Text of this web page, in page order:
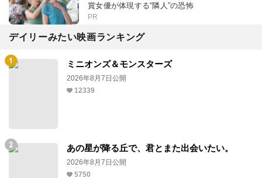
賞女優が体現する“隣人”の恐怖
PR
デイリーみたい映画ランキング
ミニオンズ＆モンスターズ
2026年8月7日公開
12339
あの星が降る丘で、君とまた出会いたい。
2026年8月7日公開
5750